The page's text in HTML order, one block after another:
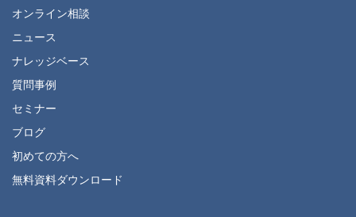
オンライン相談
ニュース
ナレッジベース
質問事例
セミナー
ブログ
初めての方へ
無料資料ダウンロード